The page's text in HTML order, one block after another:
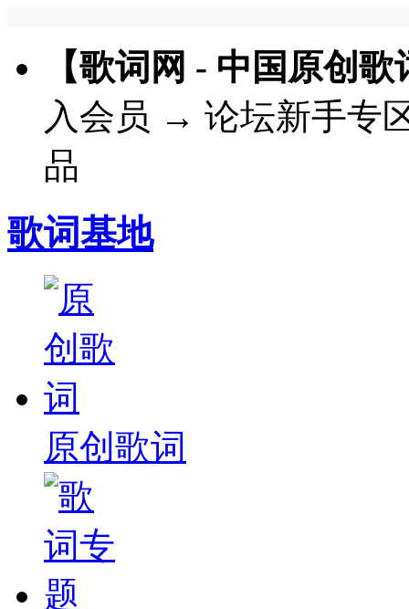
【歌词网 - 中国原创
入会员 → 论坛新手专
品
歌词基地
原创歌词